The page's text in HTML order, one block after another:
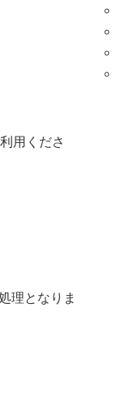
用くださ
理となりま